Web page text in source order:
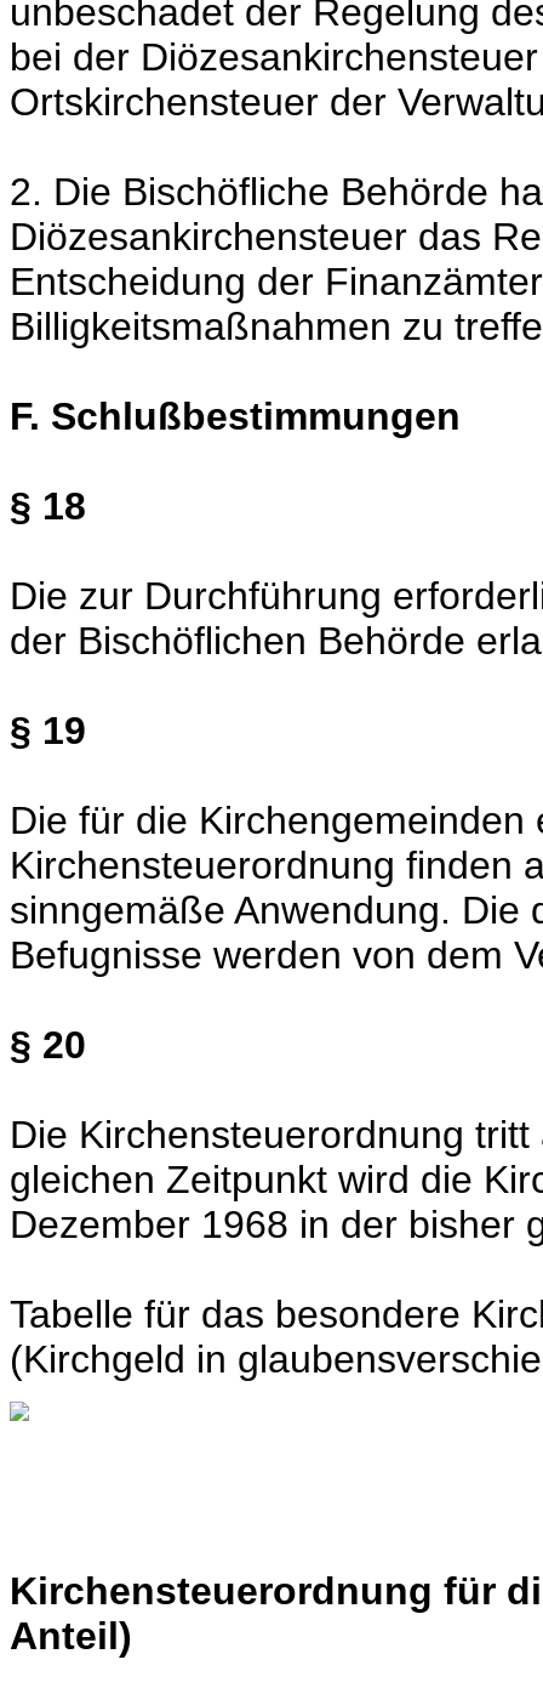
unbeschadet der Regelung
bei der
Ortskirchensteuer der
2. Die Bischöfliche Behörde
Diözesankirchensteuer das
Entscheidung der
Billigkeitsmaßnahmen zu
F. Schlußbestimmungen
§ 18
Die zur Durchführung
der Bischöflichen Behörde
§ 19
Die für die
Kirchensteuerordnung finden
sinngemäße Anwendung. Die
Befugnisse werden von dem
§ 20
Die Kirchensteuerordnung
gleichen Zeitpunkt wird die
Dezember 1968 in der bisher
Tabelle für das besondere
(Kirchgeld in
Kirchensteuerordnung für
Anteil)